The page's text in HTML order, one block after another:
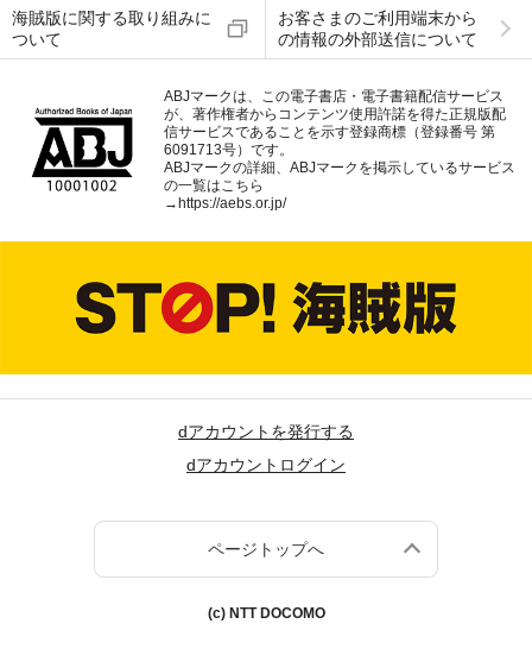
海賊版に関する取り組みに
ついて
お客さまのご利用端末から
の情報の外部送信について
ABJマークは、この電子書店・電子書籍配信サービス
が、著作権者からコンテンツ使用許諾を得た正規版配
信サービスであることを示す登録商標（登録番号 第
6091713号）です。
ABJマークの詳細、ABJマークを掲示しているサービス
の一覧はこちら
→https://aebs.or.jp/
dアカウントを発行する
dアカウントログイン
ページトップへ
(c) NTT DOCOMO